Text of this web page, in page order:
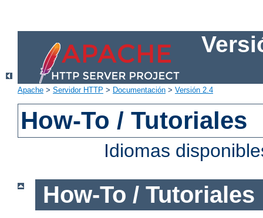
Apache > Servidor HTTP > Documentación > Versión 2.4
How-To / Tutoriales
Idiomas
How-To / Tutoriales